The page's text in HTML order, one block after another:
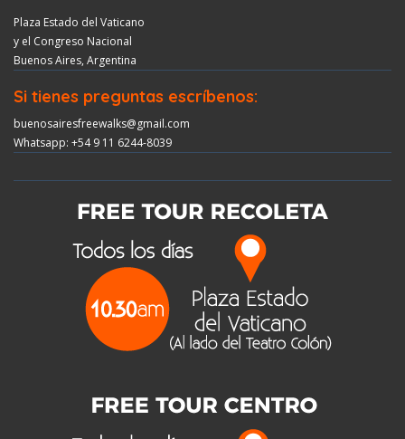
Plaza Estado del Vaticano
y el Congreso Nacional
Buenos Aires, Argentina
Si tienes preguntas escríbenos:
buenosairesfreewalks@gmail.com
Whatsapp: +54 9 11 6244-8039